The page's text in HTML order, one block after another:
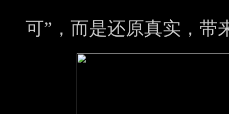
可”，而是还原真实，带